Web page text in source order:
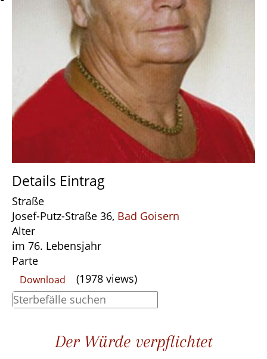
Details Eintrag
Straße
Josef-Putz-Straße 36, Bad Goisern
Alter
im 76. Lebensjahr
Parte
Download (1978 views)
Der Würde verpflichtet